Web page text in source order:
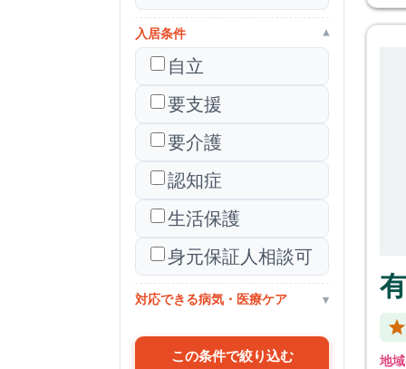
入居条件 ▾
自立
要支援
要介護
認知症
生活保護
身元保証人相談可
対応できる病気・医療ケア ▾
この条件で絞り込む 地